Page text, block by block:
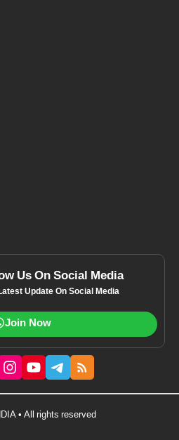
Us On Social Media
Update On Social Media
Join Now
• All rights reserved